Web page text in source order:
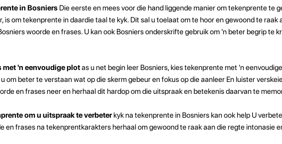
in Bosniers Die eerste en mees voor die hand liggende manier om tekenprente te
is om tekenprente in daardie taal te kyk. Dit sal u toelaat om te hoor en gewoond te raak
woorde en frases. U kan ook Bosniers onderskrifte gebruik om 'n beter begrip te
met 'n eenvoudige plotas u net begin leer Bosniers, kies tekenprente met 'n
om beter te verstaan ​​wat op die skerm gebeur en fokus op die aanleer En luister
en frases neer en herhaal dit hardop om die uitspraak en betekenis daarvan te
om u uitspraak te verbeterkyk na tekenprente in Bosniers kan ook help U
en frases na tekenprentkarakters herhaal om gewoond te raak aan die regte intonasie